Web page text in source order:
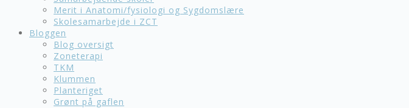
Merit i Anatomi/fysiologi og Sygdomslære
Skolesamarbejde i ZCT
Bloggen
Blog oversigt
Zoneterapi
TKM
Klummen
Planteriget
Grønt på gaflen